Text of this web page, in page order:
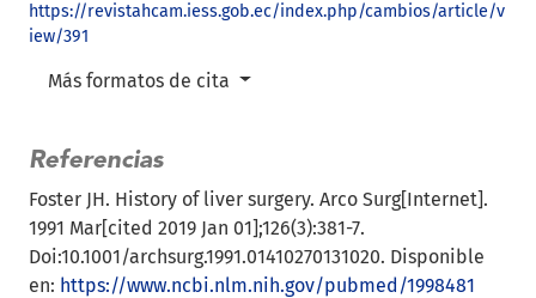
https://revistahcam.iess.gob.ec/index.php/cambios/article/v
iew/391
Más formatos de cita
Referencias
Foster JH. History of liver surgery. Arco Surg[Internet].
1991 Mar[cited 2019 Jan 01];126(3):381-7.
Doi:10.1001/archsurg.1991.01410270131020. Disponible
en: https://www.ncbi.nlm.nih.gov/pubmed/1998481